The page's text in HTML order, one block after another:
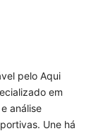
pelo Aqui
em
análise
Une há